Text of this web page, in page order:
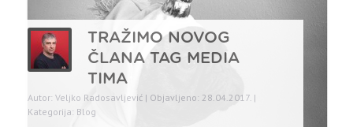
TRAŽIMO NOVOG
ČLANA TAG MEDIA
TIMA
Autor: Veljko Radosavljević | Objavljeno: 28.04.2017. |
Kategorija: Blog